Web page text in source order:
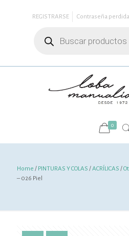
REGISTRARSE Contraseña perdida
productos
0
Home / PINTURAS Y COLAS /ACRÍLICAS /
– 026 Piel